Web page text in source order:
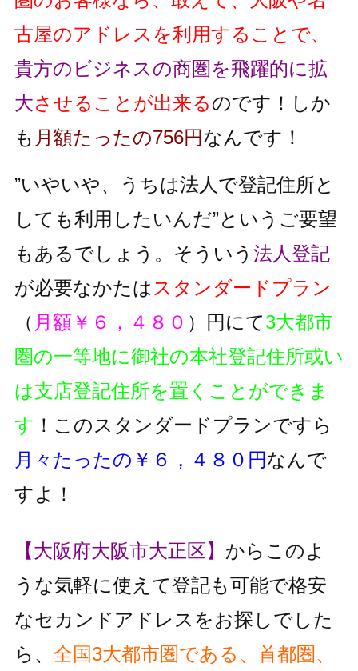
古屋のアドレスを利用することで、
貴方のビジネスの商圏を飛躍的に拡
大させることが出来るのです！しか
も 月額たったの756円なんです！
”いやいや、うちは法人で登記住所と
しても利用したいんだ”というご要望
もあるでしょう。そういう 法人登記
が必要なかたは スタンダードプラン
（ 月額￥６，４８０ ）円にて3大都市
圏の一等地に御社の本社登記住所或い
は支店登記住所を置くことができま
す ！このスタンダードプランですら
月々たったの￥６，４８０円なんで
すよ！
【大阪府大阪市大正区】 からこのよ
うな気軽に使えて登記も可能で格安
なセカンドアドレスをお探しでした
ら、 全国3大都市圏である、首都圏、